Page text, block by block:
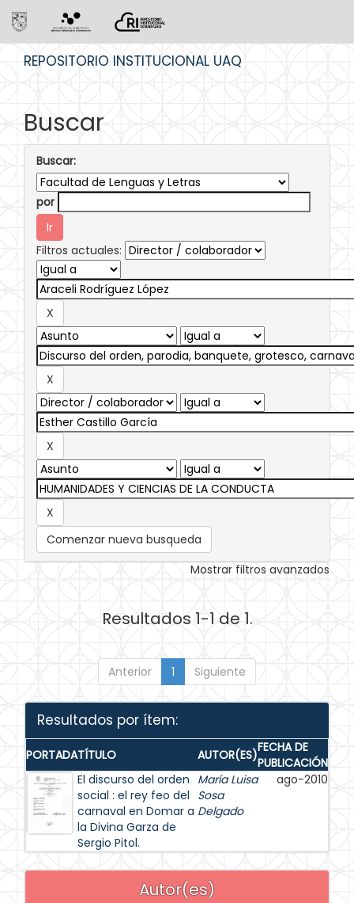
REPOSITORIO INSTITUCIONAL UAQ
Buscar
Buscar:
por
Filtros actuales:
Comenzar nueva busqueda
Mostrar filtros avanzados
Resultados 1-1 de 1.
Anterior 1 Siguiente
Resultados por ítem:
PORTADATÍTULO AUTOR(ES)FECHA DE
PUBLICACIÓN
El discurso del orden
social : el rey feo del
carnaval en Domar a
la Divina Garza de
Sergio Pitol.
María Luisa
Sosa
Delgado
ago-2010
Autor(es)